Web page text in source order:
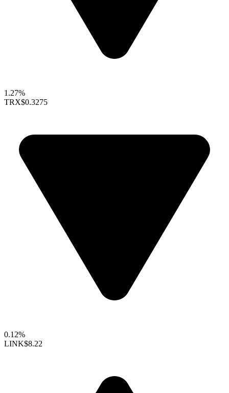
1.27%
TRX$0.3275
0.12%
LINK$8.22